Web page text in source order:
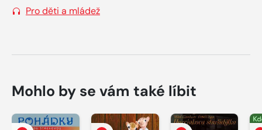
Pro děti a mládež
Mohlo by se vám také líbit